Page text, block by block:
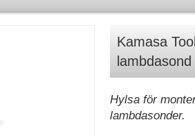
Kamasa
Hylsa för
lambdasonder.